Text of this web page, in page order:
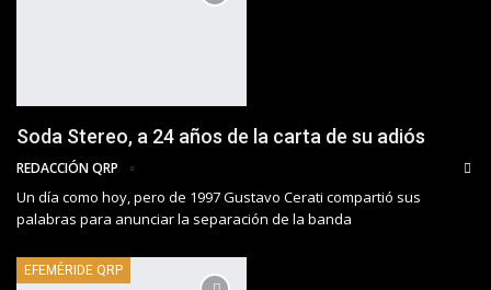
Soda Stereo, a 24 años de la carta de su adiós
REDACCIÓN QRP
Un día como hoy, pero de 1997 Gustavo Cerati compartió sus
palabras para anunciar la separación de la banda
EFEMÉRIDE QRP